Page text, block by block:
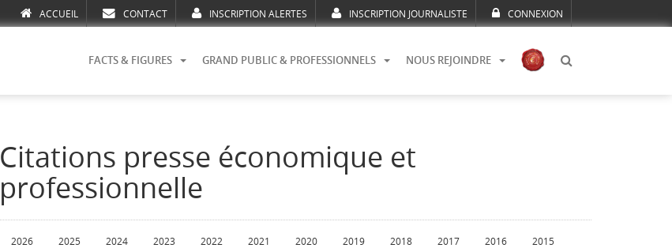
ACCUEIL CONTACT INSCRIPTION ALERTES INSCRIPTION JOURNALISTE CONNEXION
FACTS & FIGURES GRAND PUBLIC & PROFESSIONNELS NOUS REJOINDRE
Citations presse économique et
professionnelle
2026 2025 2024 2023 2022 2021 2020 2019 2018 2017 2016 2015